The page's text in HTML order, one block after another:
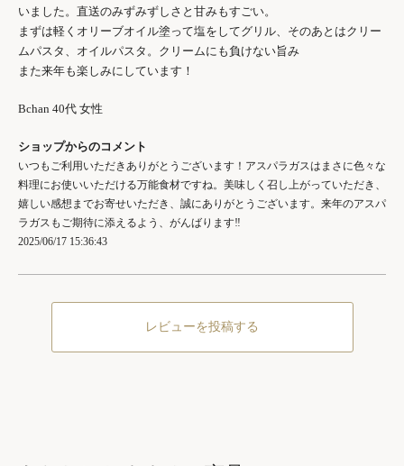
いました。直送のみずみずしさと甘みもすごい。
まずは軽くオリーブオイル塗って塩をしてグリル、そのあとはクリー
ムパスタ、オイルパスタ。クリームにも負けない旨み
また来年も楽しみにしています！
Bchan 40代 女性
ショップからのコメント
いつもご利用いただきありがとうございます！アスパラガスはまさに色々な
料理にお使いいただける万能食材ですね。美味しく召し上がっていただき、
嬉しい感想までお寄せいただき、誠にありがとうございます。来年のアスパ
ラガスもご期待に添えるよう、がんばります‼︎
2025/06/17 15:36:43
レビューを投稿する